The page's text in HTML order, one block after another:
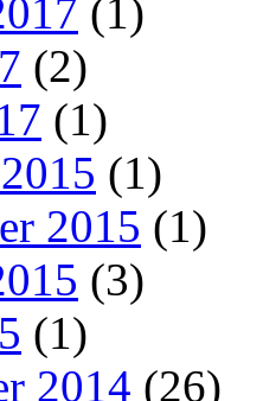
(1)
(2)
(1)
(1)
2015 (1)
(3)
(1)
2014 (26)